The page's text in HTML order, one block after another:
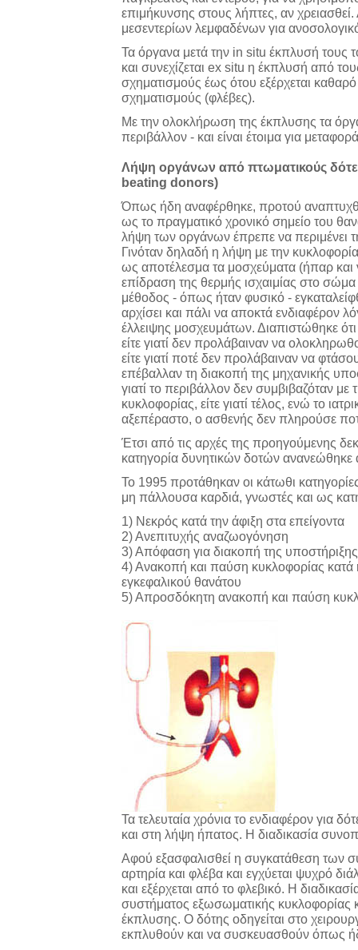
επιμήκυνσης στους λήπτες, αν
μεσεντερίων λεμφαδένων για
Τα όργανα μετά την in situ έκπλυσή τους
και συνεχίζεται ex situ η έκπλυσή από
σχηματισμούς έως ότου εξέρχεται
σχηματισμούς (φλέβες).
Με την ολοκλήρωση της έκπλυσης τα
περιβάλλον - και είναι έτοιμα για
Λήψη οργάνων από πτωματικούς
beating donors)
Όπως ήδη αναφέρθηκε, προτού
ως το πραγματικό χρονικό σημείο του
λήψη των οργάνων έπρεπε να περιμένει
Γινόταν δηλαδή η λήψη με την
ως αποτέλεσμα τα μοσχεύματα (ήπαρ και
επίδραση της θερμής ισχαιμίας στο
μέθοδος - όπως ήταν φυσικό -
αρχίσει και πάλι να αποκτά ενδιαφέρον
έλλειψης μοσχευμάτων. Διαπιστώθηκε
είτε γιατί δεν προλάβαιναν να
είτε γιατί ποτέ δεν προλάβαιναν να
επέβαλλαν τη διακοπή της μηχανικής
γιατί το περιβάλλον δεν συμβιβαζόταν
κυκλοφορίας, είτε γιατί τέλος, ενώ το
αξεπέραστο, ο ασθενής δεν πληρούσε
Έτσι από τις αρχές της προηγούμενης
κατηγορία δυνητικών δοτών ανανεώθηκε
Το 1995 προτάθηκαν οι κάτωθι
μη πάλλουσα καρδιά, γνωστές και ως
1) Νεκρός κατά την άφιξη στα επείγοντα
2) Ανεπιτυχής αναζωογόνηση
3) Απόφαση για διακοπή της
4) Ανακοπή και παύση κυκλοφορίας κατά
εγκεφαλικού θανάτου
5) Απροσδόκητη ανακοπή και παύση
Τα τελευταία χρόνια το ενδιαφέρον για
και στη λήψη ήπατος. Η διαδικασία
Αφού εξασφαλισθεί η συγκατάθεση των
αρτηρία και φλέβα και εγχύεται ψυχρό
και εξέρχεται από το φλεβικό. Η
συστήματος εξωσωματικής κυκλοφορίας
έκπλυσης. Ο δότης οδηγείται στο
εκπλυθούν και να συσκευασθούν όπως